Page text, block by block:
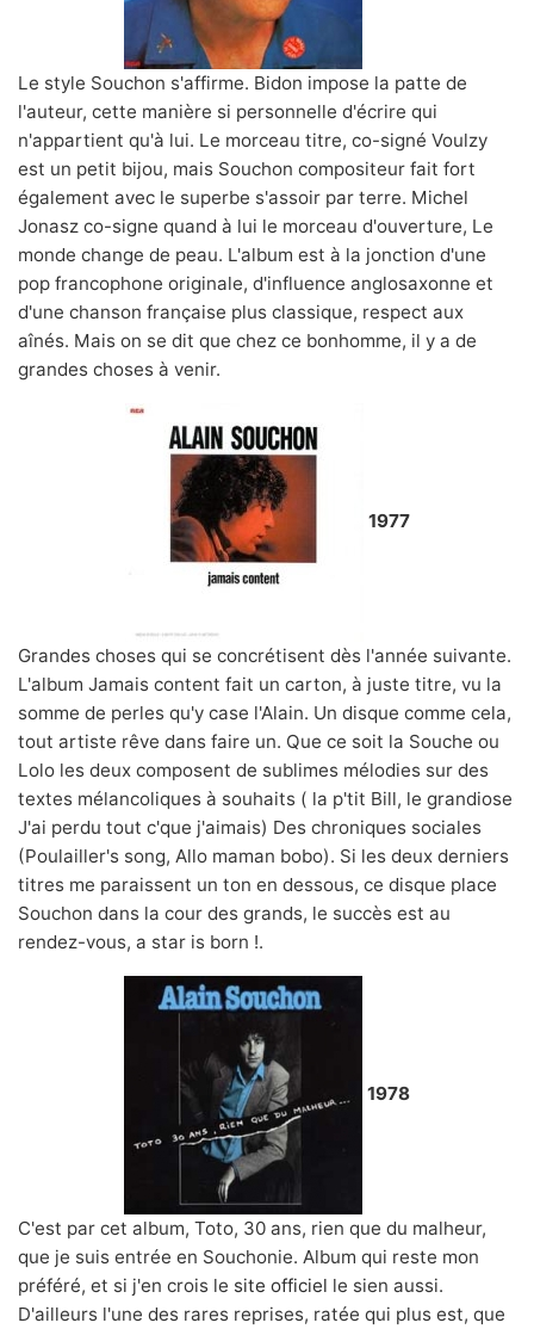
Le style Souchon s'affirme. Bidon impose la patte de
l'auteur, cette manière si personnelle d'écrire qui
n'appartient qu'à lui. Le morceau titre, co-signé Voulzy
est un petit bijou, mais Souchon compositeur fait fort
également avec le superbe s'assoir par terre. Michel
Jonasz co-signe quand à lui le morceau d'ouverture, Le
monde change de peau. L'album est à la jonction d'une
pop francophone originale, d'influence anglosaxonne et
d'une chanson française plus classique, respect aux
aînés. Mais on se dit que chez ce bonhomme, il y a de
grandes choses à venir.
1977
Grandes choses qui se concrétisent dès l'année suivante.
L'album Jamais content fait un carton, à juste titre, vu la
somme de perles qu'y case l'Alain. Un disque comme cela,
tout artiste rêve dans faire un. Que ce soit la Souche ou
Lolo les deux composent de sublimes mélodies sur des
textes mélancoliques à souhaits ( la p'tit Bill, le grandiose
J'ai perdu tout c'que j'aimais) Des chroniques sociales
(Poulailler's song, Allo maman bobo). Si les deux derniers
titres me paraissent un ton en dessous, ce disque place
Souchon dans la cour des grands, le succès est au
rendez-vous, a star is born !.
1978
C'est par cet album, Toto, 30 ans, rien que du malheur,
que je suis entrée en Souchonie. Album qui reste mon
préféré, et si j'en crois le site officiel le sien aussi.
D'ailleurs l'une des rares reprises, ratée qui plus est, que